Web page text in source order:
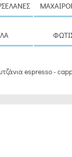
espresso -